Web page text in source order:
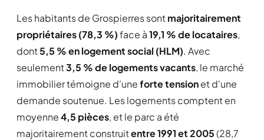
Les habitants de Grospierres sontmajoritairement
propriétaires (78,3 %)face à19,1 % de locataires,
dont5,5 % en logement social (HLM). Avec
seulement3,5 % de logements vacants, le marché
immobilier témoigne d'uneforte tensionet d'une
demande soutenue. Les logements comptent en
moyenne4,5 pièces, et le parc a été
majoritairement construitentre 1991 et 2005(28,7